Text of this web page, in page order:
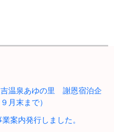
温泉あゆの里 謝恩宿泊企
月末まで）
案内発行しました。